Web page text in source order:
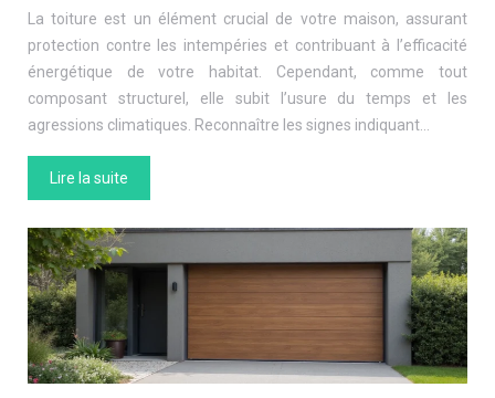
La toiture est un élément crucial de votre maison, assurant
protection contre les intempéries et contribuant à l’efficacité
énergétique de votre habitat. Cependant, comme tout
composant structurel, elle subit l’usure du temps et les
agressions climatiques. Reconnaître les signes indiquant…
Lire la suite